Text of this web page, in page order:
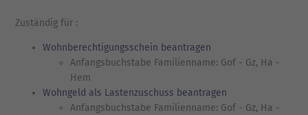
Zuständig für :
Wohnberechtigungsschein beantragen
Anfangsbuchstabe Familienname: Gof - Gz, Ha -
Hem
Wohngeld als Lastenzuschuss beantragen
Anfangsbuchstabe Familienname: Gof - Gz, Ha -